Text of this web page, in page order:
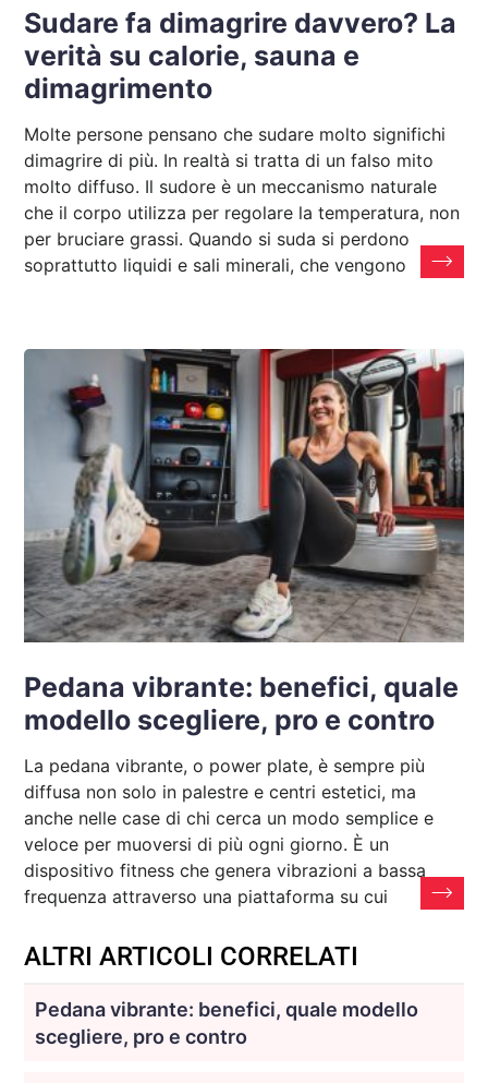
Sudare fa dimagrire davvero? La
verità su calorie, sauna e
dimagrimento
Molte persone pensano che sudare molto significhi
dimagrire di più. In realtà si tratta di un falso mito
molto diffuso. Il sudore è un meccanismo naturale
che il corpo utilizza per regolare la temperatura, non
per bruciare grassi. Quando si suda si perdono
soprattutto liquidi e sali minerali, che vengono
Pedana vibrante: benefici, quale
modello scegliere, pro e contro
La pedana vibrante, o power plate, è sempre più
diffusa non solo in palestre e centri estetici, ma
anche nelle case di chi cerca un modo semplice e
veloce per muoversi di più ogni giorno. È un
dispositivo fitness che genera vibrazioni a bassa
frequenza attraverso una piattaforma su cui
ALTRI ARTICOLI CORRELATI
Pedana vibrante: benefici, quale modello
scegliere, pro e contro